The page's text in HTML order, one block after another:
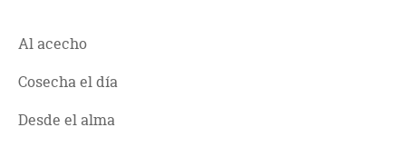
Al acecho
Cosecha el día
Desde el alma